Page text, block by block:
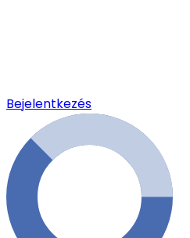
Bejelentkezés